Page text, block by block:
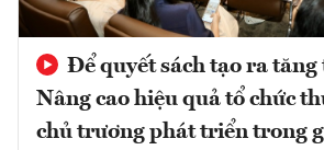
Để quyết sách tạo ra
Nâng cao hiệu quả tổ chức
chủ trương phát triển trong